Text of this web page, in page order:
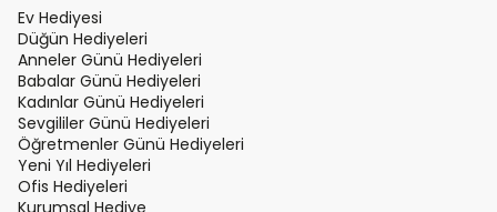
Ev Hediyesi
Düğün Hediyeleri
Anneler Günü Hediyeleri
Babalar Günü Hediyeleri
Kadınlar Günü Hediyeleri
Sevgililer Günü Hediyeleri
Öğretmenler Günü Hediyeleri
Yeni Yıl Hediyeleri
Ofis Hediyeleri